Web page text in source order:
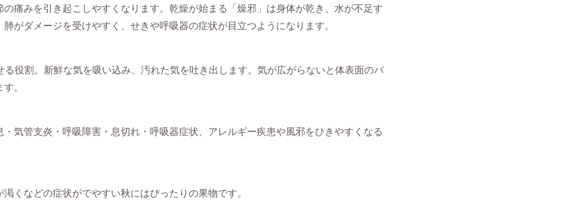
痛みを引き起こしやすくなります。乾燥が始まる「燥邪」は身体が乾き、水が不足す
がダメージを受けやすく、せきや呼吸器の症状が目立つようになります。
役割。新鮮な気を吸い込み、汚れた気を吐き出します。気が広がらないと体表面のバ
。
気管支炎・呼吸障害・息切れ・呼吸器症状、アレルギー疾患や風邪をひきやすくなる
くなどの症状がでやすい秋にはぴったりの果物です。